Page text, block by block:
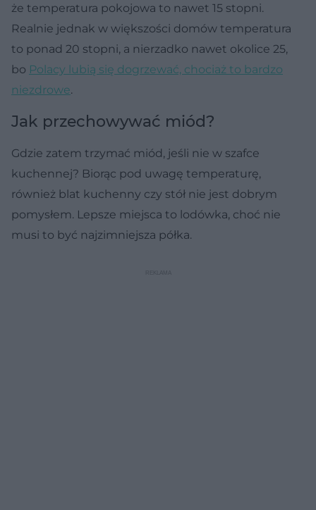
że temperatura pokojowa to nawet 15 stopni.
Realnie jednak w większości domów temperatura
to ponad 20 stopni, a nierzadko nawet okolice 25,
bo Polacy lubią się dogrzewać, chociaż to bardzo
niezdrowe.
Jak przechowywać miód?
Gdzie zatem trzymać miód, jeśli nie w szafce
kuchennej? Biorąc pod uwagę temperaturę,
również blat kuchenny czy stół nie jest dobrym
pomysłem. Lepsze miejsca to lodówka, choć nie
musi to być najzimniejsza półka.